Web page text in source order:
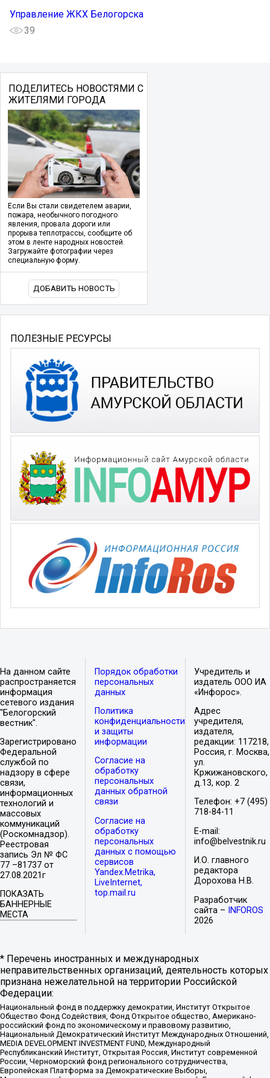
Управление ЖКХ Белогорска
39
ПОДЕЛИТЕСЬ НОВОСТЯМИ С
ЖИТЕЛЯМИ ГОРОДА
Если Вы стали свидетелем аварии,
пожара, необычного погодного
явления, провала дороги или
прорыва теплотрассы, сообщите об
этом в ленте народных новостей.
Загружайте фотографии через
специальную форму.
ДОБАВИТЬ НОВОСТЬ
ПОЛЕЗНЫЕ РЕСУРСЫ
На данном сайте
распространяется
информация
сетевого издания
"Белогорский
вестник".
Зарегистрировано
Федеральной
службой по
надзору в сфере
связи,
информационных
технологий и
массовых
коммуникаций
(Роскомнадзор).
Реестровая
запись Эл № ФС
77 –81737 от
27.08.2021г
ПОКАЗАТЬ
БАННЕРНЫЕ
МЕСТА
Порядок обработки
персональных
данных
Политика
конфиденциальности
и защиты
информации
Согласие на
обработку
персональных
данных обратной
связи
Согласие на
обработку
персональных
данных с помощью
сервисов
Yandex.Metrika,
LiveInternet,
top.mail.ru
Учредитель и
издатель ООО ИА
«Инфорос».
Адрес
учредителя,
издателя,
редакции: 117218,
Россия, г. Москва,
ул.
Кржижановского,
д.13, кор. 2
Телефон: +7 (495)
718-84-11
E-mail:
info@belvestnik.ru
И.О. главного
редактора
Дорохова Н.В.
Разработчик
сайта –
INFOROS
2026
* Перечень иностранных и международных
неправительственных организаций, деятельность которых
признана нежелательной на территории Российской
Федерации:
Национальный фонд в поддержку демократии, Институт Открытое
Общество Фонд Содействия, Фонд Открытое общество, Американо-
российский фонд по экономическому и правовому развитию,
Национальный Демократический Институт Международных Отношений,
MEDIA DEVELOPMENT INVESTMENT FUND, Международный
Республиканский Институт, Открытая Россия, Институт современной
России, Черноморский фонд регионального сотрудничества,
Европейская Платформа за Демократические Выборы,